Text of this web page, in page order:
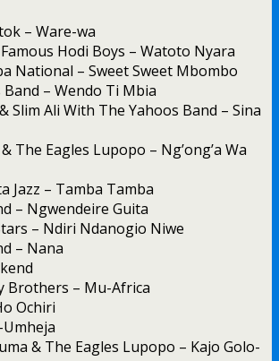
– Ware-wa
Hodi Boys – Watoto Nyara
National – Sweet Sweet Mbombo
– Wendo Ti Mbia
Slim Ali With The Yahoos Band – Sina
The Eagles Lupopo – Ng’ong’a Wa
Jazz – Tamba Tamba
– Ngwendeire Guita
– Ndiri Ndanogio Niwe
– Nana
Brothers – Mu-Africa
Ochiri
& The Eagles Lupopo – Kajo Golo-